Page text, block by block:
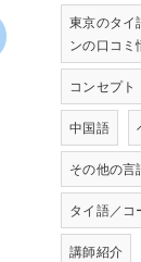
東京のタイ
ンの口コミ
コンセプト
中国語
その他の言
タイ語／コ
講師紹介